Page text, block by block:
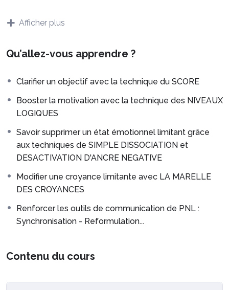
proposées.
présentiel sur le secteur d’Evreux (27).
conseillons de vous entraîner avec vos proches pour
toutes les techniques proposées.
Ce deuxième niveau de PNL vous permettra de
découvrir de nouveaux outils et de renforcer vos
compétences en PNL
avec la technique du SCORE.
personne, ainsi que booster la motivation pour l’atteindre
(Technique des NIVEAUX LOGIQUES).
(émotions, ressentis…) gênants grâce à deux techniques
DESACTIVATION D’ANCRE NEGATIVE.
Afficher plus
Qu’allez-vous apprendre ?
Clarifier un objectif avec la technique du SCORE
Booster la motivation avec la technique des NIVEAUX
LOGIQUES
Savoir supprimer un état émotionnel limitant grâce
aux techniques de SIMPLE DISSOCIATION et
DESACTIVATION D'ANCRE NEGATIVE
Modifier une croyance limitante avec LA MARELLE
DES CROYANCES
Renforcer les outils de communication de PNL :
Synchronisation - Reformulation...
Contenu du cours